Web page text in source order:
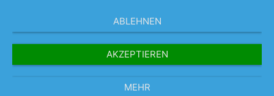
ABLEHNEN
AKZEPTIEREN
MEHR